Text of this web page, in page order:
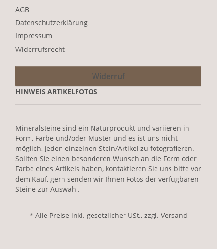
AGB
Datenschutzerklärung
Impressum
Widerrufsrecht
Widerruf
HINWEIS ARTIKELFOTOS
Mineralsteine sind ein Naturprodukt und variieren in
Form, Farbe und/oder Muster und es ist uns nicht
möglich, jeden einzelnen Stein/Artikel zu fotografieren.
Sollten Sie einen besonderen Wunsch an die Form oder
Farbe eines Artikels haben, kontaktieren Sie uns bitte vor
dem Kauf, gern senden wir Ihnen Fotos der verfügbaren
Steine zur Auswahl.
* Alle Preise inkl. gesetzlicher USt., zzgl. Versand